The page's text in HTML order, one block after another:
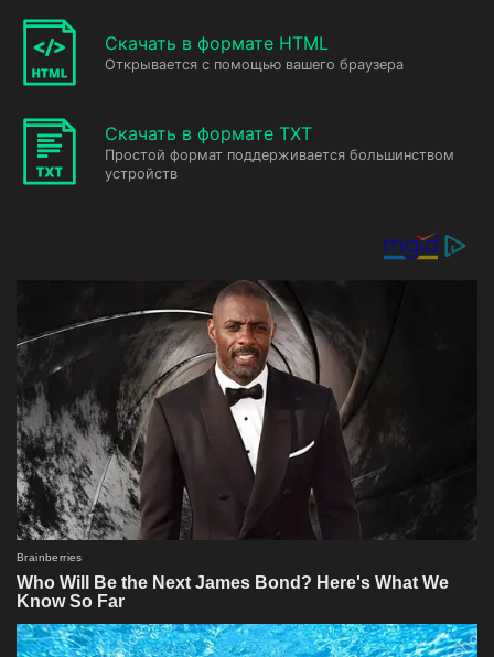
Скачать в формате HTML
Открывается с помощью вашего браузера
Скачать в формате TXT
Простой формат поддерживается большинством
устройств